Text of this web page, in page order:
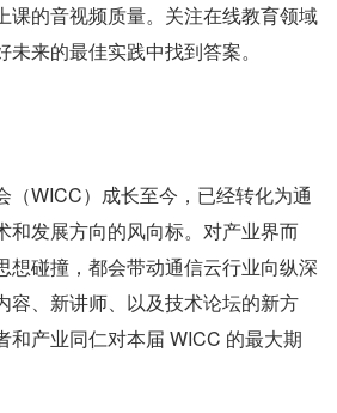
课的音视频质量。关注在线教育领域
来的最佳实践中找到答案。
（WICC）成长至今，已经转化为通
和发展方向的风向标。对产业界而
想碰撞，都会带动通信云行业向纵深
容、新讲师、以及技术论坛的新方
和产业同仁对本届 WICC 的最大期